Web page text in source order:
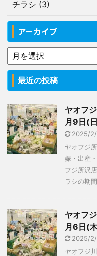
チラシ (3)
アーカイブ
最近の投稿
ヤオフ
月9日(日
2025/
ヤオフジ
娠・出産
フジ所沢
ラシの期
ヤオフ
月6日(
2025/
ヤオフジ